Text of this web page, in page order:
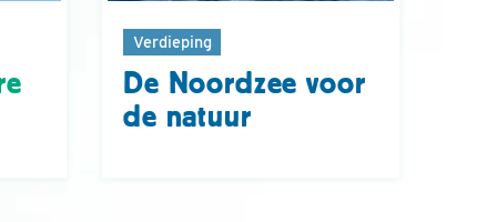
Verdieping
De Noordzee voor
de natuur